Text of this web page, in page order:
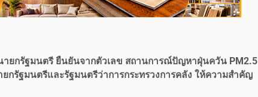
ายกรัฐมนตรี ยืนยันจากตัวเลข สถานการณ์ปัญหาฝุ่นควัน PM2.5
รัฐมนตรีและรัฐมนตรีว่าการกระทรวงการคลัง ให้ความสำคัญ